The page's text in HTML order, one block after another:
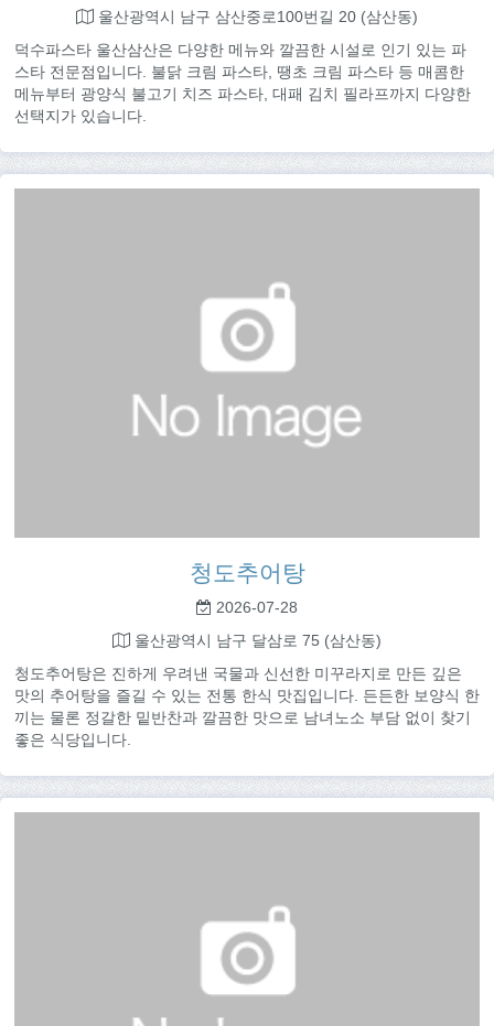
울산광역시 남구 삼산중로100번길 20 (삼산동)
덕수파스타 울산삼산은 다양한 메뉴와 깔끔한 시설로 인기 있는 파
스타 전문점입니다. 불닭 크림 파스타, 땡초 크림 파스타 등 매콤한
메뉴부터 광양식 불고기 치즈 파스타, 대패 김치 필라프까지 다양한
선택지가 있습니다.
청도추어탕
2026-07-28
울산광역시 남구 달삼로 75 (삼산동)
청도추어탕은 진하게 우려낸 국물과 신선한 미꾸라지로 만든 깊은
맛의 추어탕을 즐길 수 있는 전통 한식 맛집입니다. 든든한 보양식 한
끼는 물론 정갈한 밑반찬과 깔끔한 맛으로 남녀노소 부담 없이 찾기
좋은 식당입니다.